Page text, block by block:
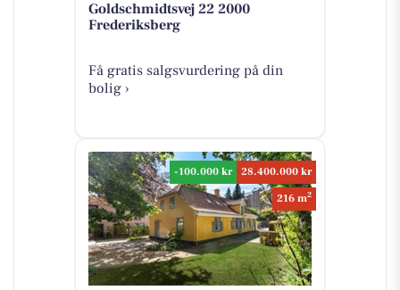
Goldschmidtsvej 22 2000
Frederiksberg
Få gratis salgsvurdering på din
bolig ›
-100.000 kr
28.400.000 kr
216 m2